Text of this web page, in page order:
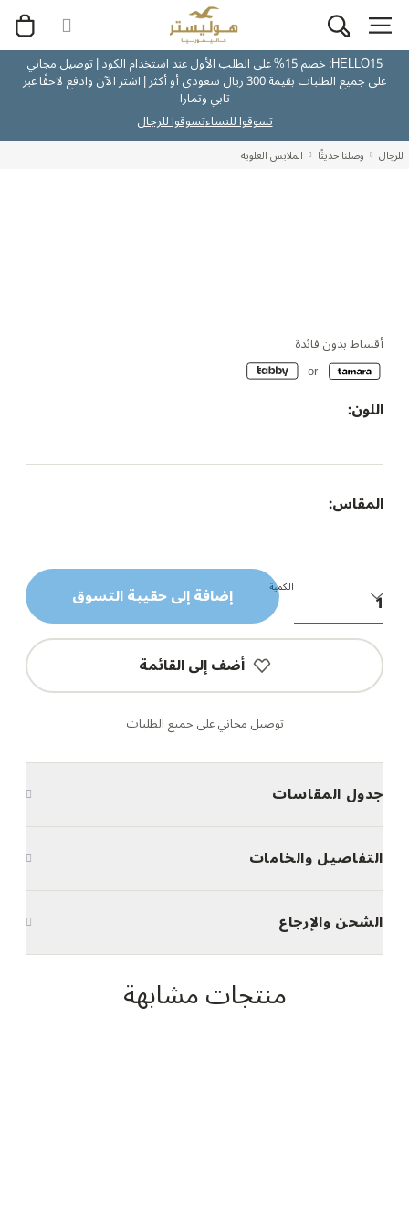
HELLO15: خصم 15% على الطلب الأول عند استخدام الكود | توصيل مجاني
على جميع الطلبات بقيمة 300 ريال سعودي أو أكثر | اشترِ الآن وادفع لاحقًا عبر
تابي وتمارا
تسوقوا للنساءتسوقوا للرجال
للرجال وصلنا حديثًا الملابس العلوية
أقساط بدون فائدة
اللون:
المقاس:
الكمية إضافة إلى حقيبة التسوق
أضف إلى القائمة
توصيل مجاني على جميع الطلبات
جدول المقاسات
التفاصيل والخامات
الشحن والإرجاع
منتجات مشابهة